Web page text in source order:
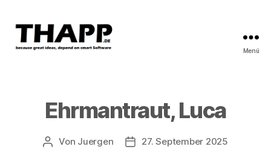
Menü
Ehrmantraut, Luca
Beitragsautor
Von Juergen Beitragsdatum
27. September 2025